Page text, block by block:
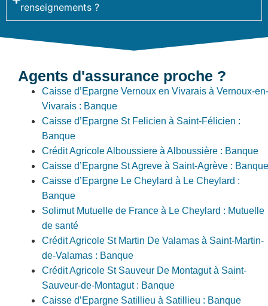
renseignements ?
Agents d'assurance proche ?
Caisse d’Epargne Vernoux en Vivarais à Vernoux-en-
Vivarais : Banque
Caisse d’Epargne St Felicien à Saint-Félicien :
Banque
Crédit Agricole Alboussiere à Alboussière : Banque
Caisse d’Epargne St Agreve à Saint-Agrève : Banque
Caisse d’Epargne Le Cheylard à Le Cheylard :
Banque
Solimut Mutuelle de France à Le Cheylard : Mutuelle
de santé
Crédit Agricole St Martin De Valamas à Saint-Martin-
de-Valamas : Banque
Crédit Agricole St Sauveur De Montagut à Saint-
Sauveur-de-Montagut : Banque
Caisse d’Epargne Satillieu à Satillieu : Banque